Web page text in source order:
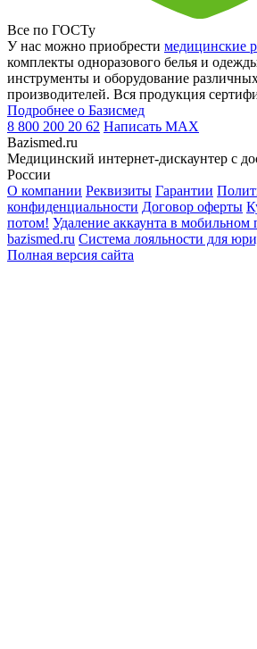
Все по ГОСТу
У нас можно приобрести медицинские
комплекты одноразового белья и
инструменты и оборудование
производителей. Вся продукция
Подробнее о Базисмед
8 800 200 20 62 Написать MAX
Bazismed.ru
Медицинский интернет-дискаунтер с
России
О компании Реквизиты Гарантии
конфиденциальности Договор оферты
потом! Удаление аккаунта в
bazismed.ru Система лояльности для
Полная версия сайта